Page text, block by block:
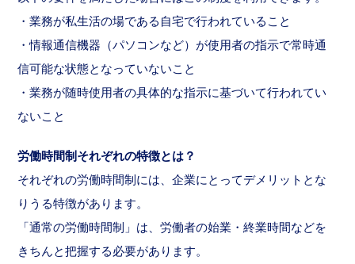
・業務が私生活の場である自宅で行われていること
・情報通信機器（パソコンなど）が使用者の指示で常時通
信可能な状態となっていないこと
・業務が随時使用者の具体的な指示に基づいて行われてい
ないこと
労働時間制それぞれの特徴とは？
それぞれの労働時間制には、企業にとってデメリットとな
りうる特徴があります。
「通常の労働時間制」は、労働者の始業・終業時間などを
きちんと把握する必要があります。